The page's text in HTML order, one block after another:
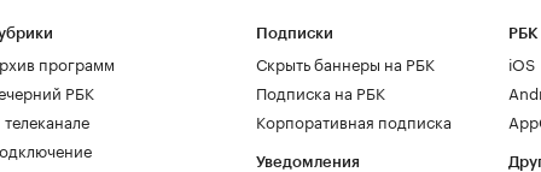
программ
РБК
Подписки
Скрыть баннеры на РБК
Подписка на РБК
Корпоративная подписка
Уведомления
РБК
iOS